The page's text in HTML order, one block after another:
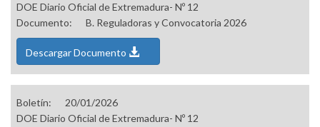
DOE Diario Oficial de Extremadura- Nº 12
Documento:
B. Reguladoras y Convocatoria 2026
Descargar Documento
Boletín:
20/01/2026
DOE Diario Oficial de Extremadura- Nº 12